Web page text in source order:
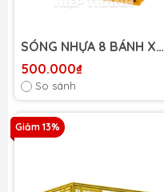
SÓNG NHỰA 8 BÁNH XE
HIỆP THÀNH
500.000₫
So sánh
Giảm 13%